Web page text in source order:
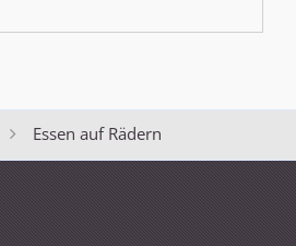
Essen auf Rädern